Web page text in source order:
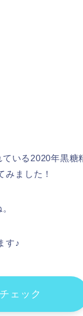
いる2020年黒糖
みました！
す♪
ェック